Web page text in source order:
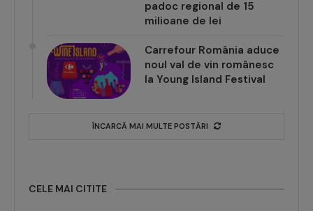
padoc regional de 15
milioane de lei
Carrefour România aduce
noul val de vin românesc
la Young Island Festival
ÎNCARCĂ MAI MULTE POSTĂRI
CELE MAI CITITE